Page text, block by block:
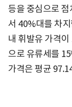
등을 중심으로
서 40%대를 차
내 휘발유 가격
으로 유류세를
가격은 평균